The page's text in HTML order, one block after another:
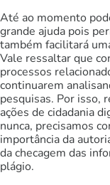
Até ao momento
grande ajuda pois
também facilitará
Vale ressaltar que
processos
continuarem
pesquisas. Por isso,
ações de cidadania
nunca, precisamos
importância da
da checagem das
plágio.